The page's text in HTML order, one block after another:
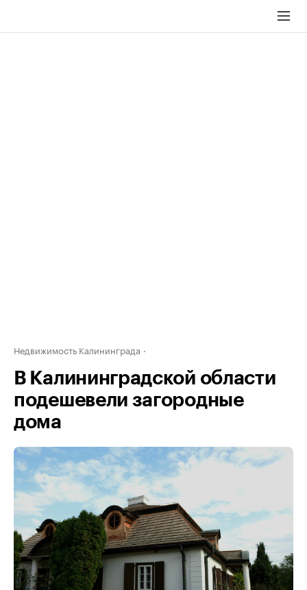
Недвижимость Калининграда
В Калининградской области
подешевели загородные
дома